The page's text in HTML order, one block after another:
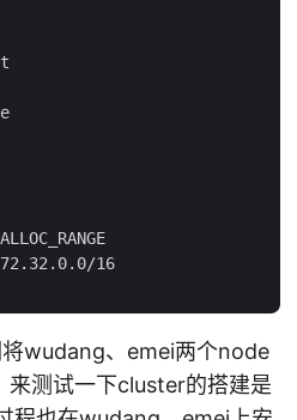
16
wudang、emei两个node
测试一下cluster的搭建是